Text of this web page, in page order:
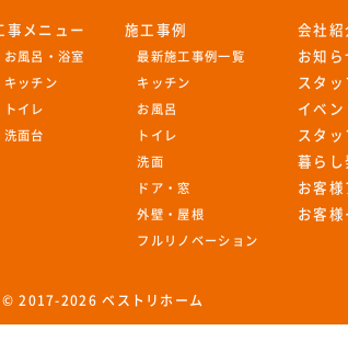
事メニュー
お風呂・浴室
キッチン
トイレ
洗面台
施工事例
最新施工事例一覧
キッチン
お風呂
トイレ
洗面
ドア・窓
外壁・屋根
フルリノベーション
会社紹
お知ら
スタ
イベ
スタ
暮らし
お客
お客
© 2017-2026 ベストリホーム